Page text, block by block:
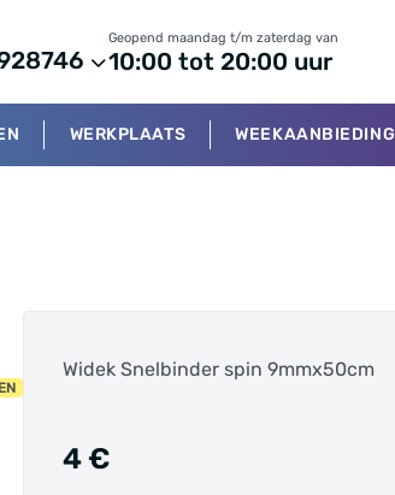
Geopend maandag t/m zaterdag van
10:00 tot 20:00 uur
WERKPLAATS WEEKAANBIEDING
Widek Snelbinder spin 9mmx50cm
4 €